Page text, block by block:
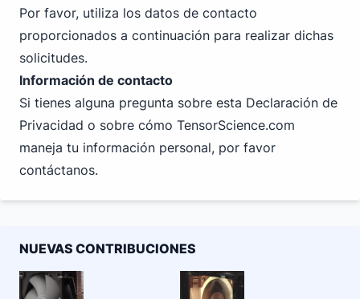
Por favor, utiliza los datos de contacto
proporcionados a continuación para realizar dichas
solicitudes.
Información de contacto
Si tienes alguna pregunta sobre esta Declaración de
Privacidad o sobre cómo TensorScience.com
maneja tu información personal, por favor
contáctanos.
NUEVAS CONTRIBUCIONES